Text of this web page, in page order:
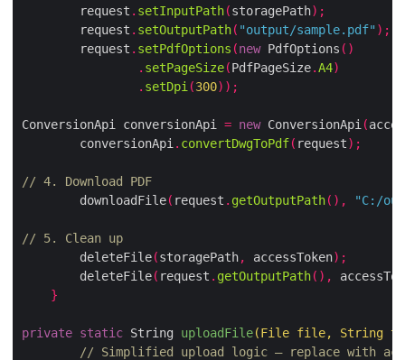
        request
. setInputPath(storagePath);
        request
. setOutputPath( "output/sample.pdf" );
        request
. setPdfOptions (new PdfOptions ()
. setPageSize(PdfPageSize.A4)
. setDpi (300));
ConversionApi conversionApi = new ConversionApi (
        conversionApi
. convertDwgToPdf( request);
// 4. Download PDF
        downloadFile
( request . getOutputPath(), "C:/
// 5. Clean up
        deleteFile
(storagePath, accessToken);
        deleteFile
( request . getOutputPath(),
}
private static String uploadFile(File file,
String
// Simplified upload logic – replace with